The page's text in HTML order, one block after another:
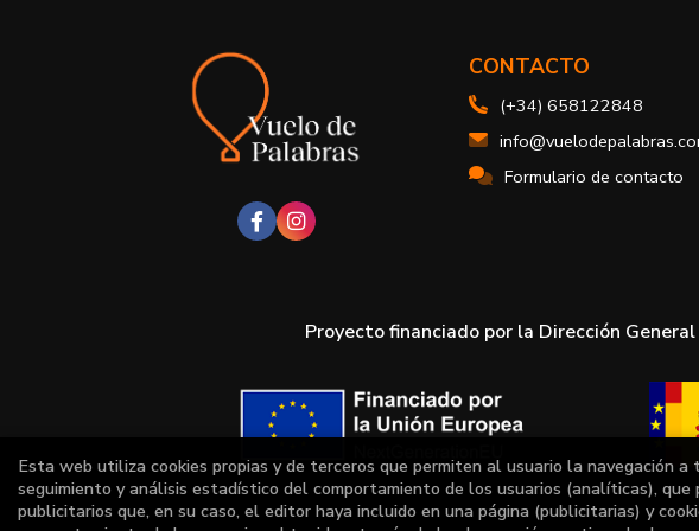
CONTACTO
(+34) 658122848
Formulario de contacto
Proyecto financiado por la Dirección
Esta web utiliza cookies propias y de terceros que permiten al usuario la navegación
seguimiento y análisis estadístico del comportamiento de los usuarios (analíticas),
publicitarios que, en su caso, el editor haya incluido en una página (publicitarias) y